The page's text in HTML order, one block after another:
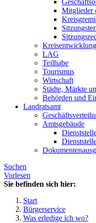
Mitglieder
Kreisentwicklung
LAG
Teilhabe
Tourismus
Wirtschaft
Städte, Märkte
Behörden und
Landratsamt
Amtsgebäude
Suchen
Vorlesen
Sie befinden sich hier:
Start
Bürgerservice
Was erledige ich wo?